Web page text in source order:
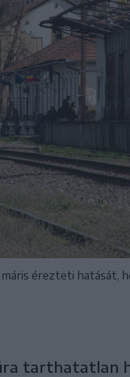
érezteti hatását,
tarthatatlan